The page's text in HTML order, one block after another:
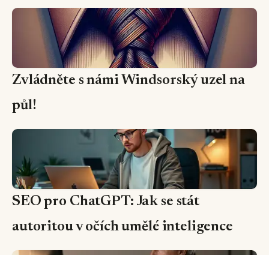
Zvládněte s námi Windsorský uzel na
půl!
SEO pro ChatGPT: Jak se stát
autoritou v očích umělé inteligence